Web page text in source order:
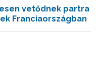
vetődnek partra
Franciaországban